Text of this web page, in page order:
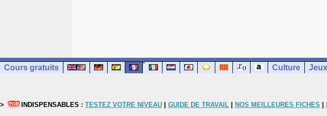
Cours gratuits Culture Jeux
> INDISPENSABLES : TESTEZ VOTRE NIVEAU GUIDE DE TRAVAIL NOS MEILLEURES FICHES